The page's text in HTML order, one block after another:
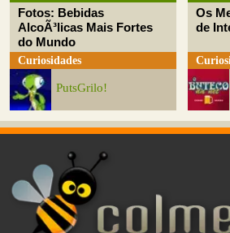
Fotos: Bebidas
AlcoÃ³licas Mais Fortes
do Mundo
Curiosidades
PutsGrilo!
Os
de